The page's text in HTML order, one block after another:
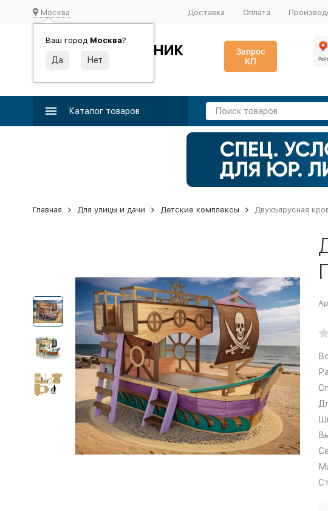
Москва
Ваш город Москва?
Доставка Оплата
ИДЕАЛЬНЫЙ ТУРНИК
Производство и поставка спортивного оборудования
Запрос
КП
Каталог товаров
Главная Для улицы и дачи Детские комплексы Двухъярусная